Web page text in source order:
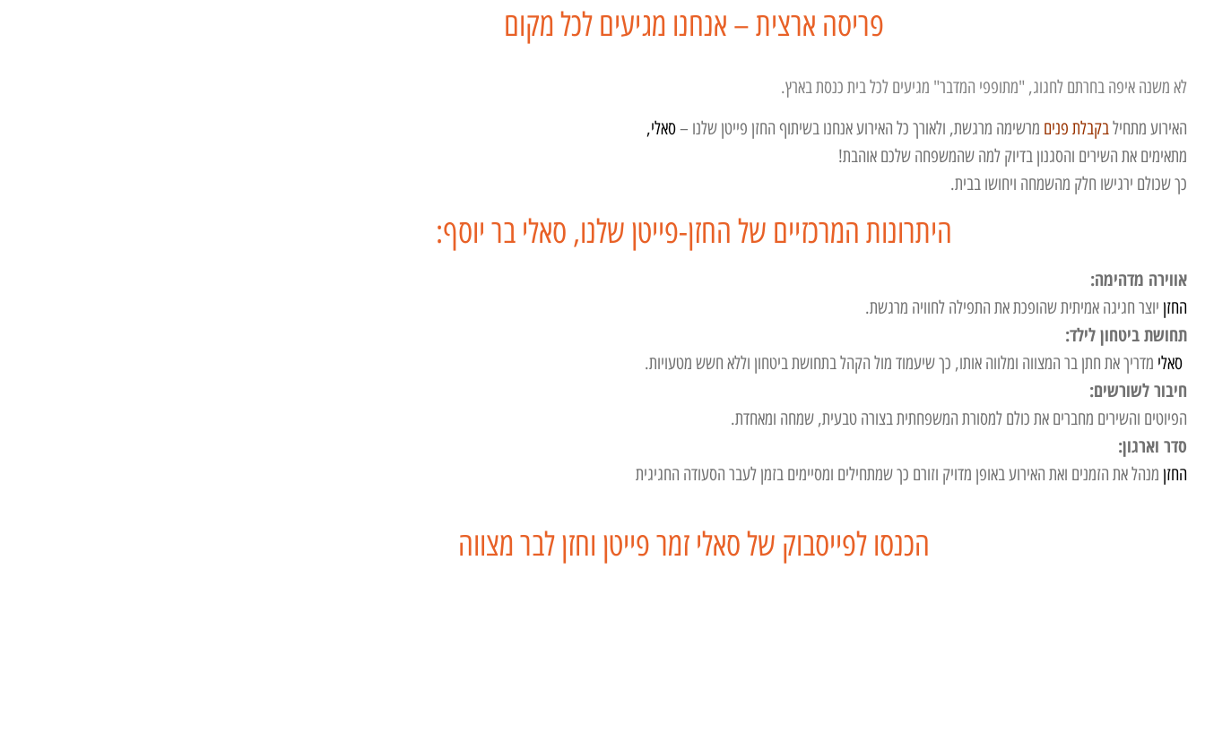
פריסה ארצית – אנחנו מגיעים לכל מקום
לא משנה איפה בחרתם לחגוג, "מתופפי המדבר" מגיעים לכל בית כנסת בארץ.
האירוע מתחילבקבלת פנים מרשימה מרגשת, ולאורך כל האירוע אנחנו בשיתוף החזן פייטן שלנו –סאלי,
מתאימים את השירים והסגנון בדיוק למה שהמשפחה שלכם אוהבת!
כך שכולם ירגישו חלק מהשמחה ויחושו בבית.
היתרונות המרכזיים של החזן-פייטן שלנו, סאלי בר יוסף:
אווירה מדהימה:
החזן יוצר חגיגה אמיתית שהופכת את התפילה לחוויה מרגשת.
תחושת ביטחון לילד:
סאלי מדריך את חתן בר המצווה ומלווה אותו, כך שיעמוד מול הקהל בתחושת ביטחון וללא חשש מטעויות.
חיבור לשורשים:
הפיוטים והשירים מחברים את כולם למסורת המשפחתית בצורה טבעית, שמחה ומאחדת.
סדר וארגון:
החזן מנהל את הזמנים ואת האירוע באופן מדויק וזורם כך שמתחילים ומסיימים בזמן לעבר הסעודה החגיגית
הכנסו לפייסבוק של סאלי זמר פייטן וחזן לבר מצווה